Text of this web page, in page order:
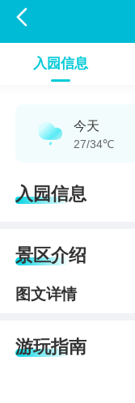

入园信息
今天
27/34℃
入园信息
景区介绍
图文详情
游玩指南